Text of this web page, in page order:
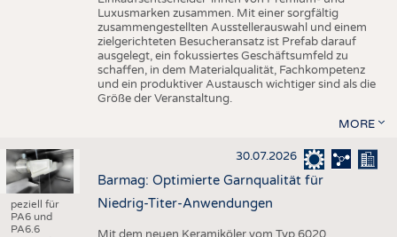
Luxusmarken zusammen. Mit einer sorgfältig
zusammengestellten Ausstellerauswahl und einem
zielgerichteten Besucheransatz ist Prefab darauf
ausgelegt, ein fokussiertes Geschäftsumfeld zu
schaffen, in dem Materialqualität, Fachkompetenz
und ein produktiver Austausch wichtiger sind als die
Größe der Veranstaltung.
MORE
peziell für
PA6 und
PA6.6
30.07.2026
Barmag: Optimierte Garnqualität für
Niedrig-Titer-Anwendungen
Mit dem neuen Keramiköler vom Typ 6020